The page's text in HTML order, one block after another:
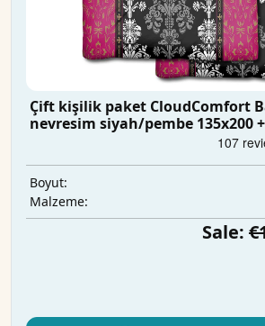
Çift kişilik paket CloudComfort
nevresim siyah/pembe 135x200
Boyut:
Malzeme:
Sale: